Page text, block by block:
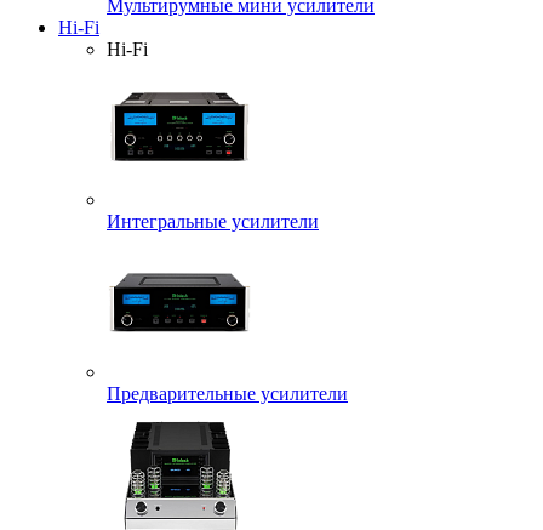
Мультирумные мини усилители
Hi-Fi
Hi-Fi
Интегральные усилители
Предварительные усилители